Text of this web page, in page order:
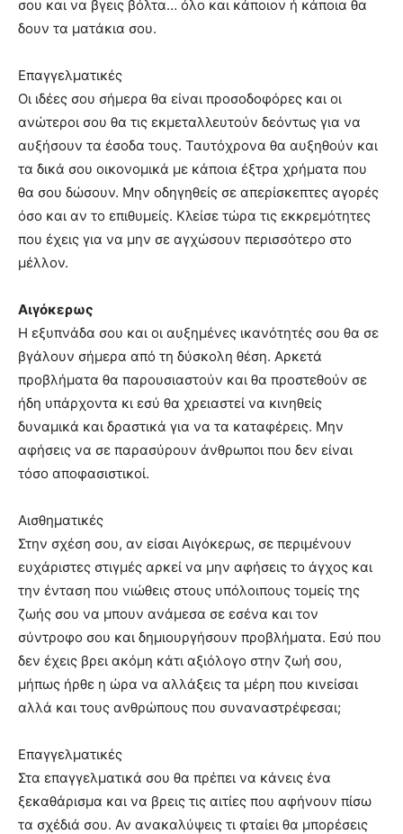
σου και να βγεις βόλτα… όλο και κάποιον ή κάποια θα
δουν τα ματάκια σου.
Επαγγελματικές
Οι ιδέες σου σήμερα θα είναι προσοδοφόρες και οι
ανώτεροι σου θα τις εκμεταλλευτούν δεόντως για να
αυξήσουν τα έσοδα τους. Ταυτόχρονα θα αυξηθούν και
τα δικά σου οικονομικά με κάποια έξτρα χρήματα που
θα σου δώσουν. Μην οδηγηθείς σε απερίσκεπτες αγορές
όσο και αν το επιθυμείς. Κλείσε τώρα τις εκκρεμότητες
που έχεις για να μην σε αγχώσουν περισσότερο στο
μέλλον.
Αιγόκερως
Η εξυπνάδα σου και οι αυξημένες ικανότητές σου θα σε
βγάλουν σήμερα από τη δύσκολη θέση. Αρκετά
προβλήματα θα παρουσιαστούν και θα προστεθούν σε
ήδη υπάρχοντα κι εσύ θα χρειαστεί να κινηθείς
δυναμικά και δραστικά για να τα καταφέρεις. Μην
αφήσεις να σε παρασύρουν άνθρωποι που δεν είναι
τόσο αποφασιστικοί.
Αισθηματικές
Στην σχέση σου, αν είσαι Αιγόκερως, σε περιμένουν
ευχάριστες στιγμές αρκεί να μην αφήσεις το άγχος και
την ένταση που νιώθεις στους υπόλοιπους τομείς της
ζωής σου να μπουν ανάμεσα σε εσένα και τον
σύντροφο σου και δημιουργήσουν προβλήματα. Εσύ που
δεν έχεις βρει ακόμη κάτι αξιόλογο στην ζωή σου,
μήπως ήρθε η ώρα να αλλάξεις τα μέρη που κινείσαι
αλλά και τους ανθρώπους που συναναστρέφεσαι;
Επαγγελματικές
Στα επαγγελματικά σου θα πρέπει να κάνεις ένα
ξεκαθάρισμα και να βρεις τις αιτίες που αφήνουν πίσω
τα σχέδιά σου. Αν ανακαλύψεις τι φταίει θα μπορέσεις